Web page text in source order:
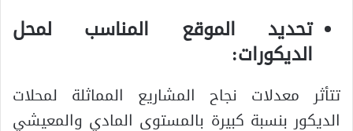
تحديد الموقع المناسب لمحل
الديكورات:
تتأثر معدلات نجاح المشاريع المماثلة لمحلات
الديكور بنسبة كبيرة بالمستوى المادي والمعيشي